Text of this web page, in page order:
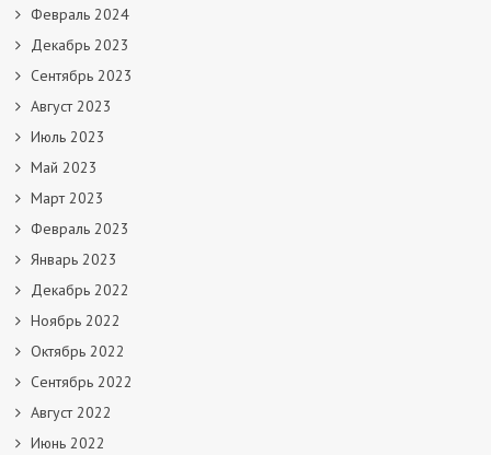
Февраль 2024
Декабрь 2023
Сентябрь 2023
Август 2023
Июль 2023
Май 2023
Март 2023
Февраль 2023
Январь 2023
Декабрь 2022
Ноябрь 2022
Октябрь 2022
Сентябрь 2022
Август 2022
Июнь 2022